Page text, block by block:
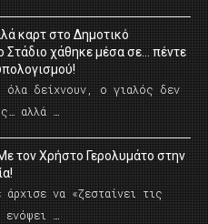
καρτ στο Δημοτικό
Στάδιο χάθηκε μέσα σε… πέντε
όλα δείχνουν, ο γιαλός δεν
αλλά …
τον Χρήστο Γερολυμάτο στην
να «ζεσταίνει τις
…